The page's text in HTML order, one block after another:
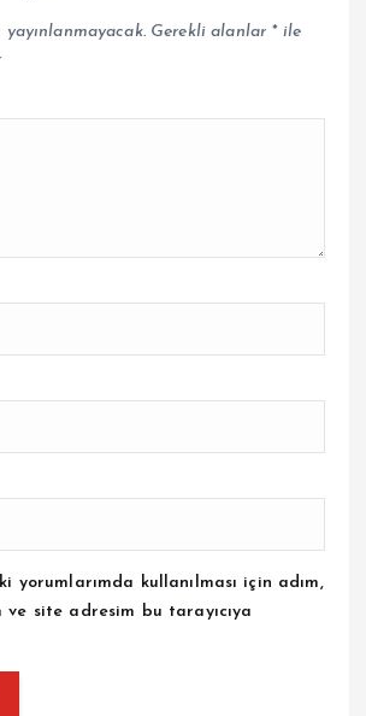
Gerekli alanlar *ile
yorumlarımda kullanılması için adım,
ve site adresim bu tarayıcıya